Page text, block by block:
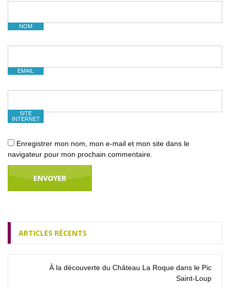
NOM
EMAIL
SITE
INTERNET
Enregistrer mon nom, mon e-mail et mon site dans le
navigateur pour mon prochain commentaire.
ARTICLES RÉCENTS
À la découverte du Château La Roque dans le Pic
Saint‑Loup